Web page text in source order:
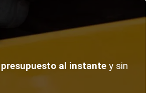
presupuesto al instante y sin